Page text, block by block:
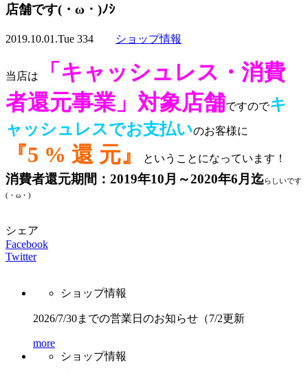
店舗です(・ω・)ﾉｼ
2019.10.01.Tue 334 ショップ情報
当店は
「キャッシュレス・消費
者還元事業」対象店舗ですのでキ
ャッシュレスでお支払いのお客様に
『5 % 還 元』 ということになっています！
消費者還元期間：2019年10月～2020年6月迄らしいです
(・ω・)
シェア
Facebook
Twitter
ショップ情報
2026/7/30までの営業日のお知らせ（7/2更新
more
ショップ情報